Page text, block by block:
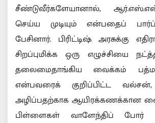
சீண்டுவீர்களேயானால்,
செய்ய முடியும் என்பதைப்
பேசினார். பிரிட்டிஷ் அரசுக்கு
சிறப்புமிக்க ஒரு எழுச்சியை
தலைமைதாங்கிய வைக்கம்
என்பவரைக் குறிப்பிட்ட வல்சன்,
அழிப்பதற்காக ஆயிரக்கணக்கான
பிள்ளைகள் வாளேந்திப் போர்